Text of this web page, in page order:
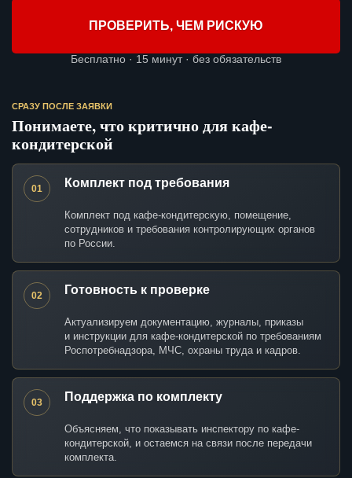
ПРОВЕРИТЬ, ЧЕМ РИСКУЮ
Бесплатно · 15 минут · без обязательств
СРАЗУ ПОСЛЕ ЗАЯВКИ
Понимаете, что критично для кафе-
кондитерской
01 Комплект под требования
Комплект под кафе-кондитерскую, помещение,
сотрудников и требования контролирующих органов
по России.
02 Готовность к проверке
Актуализируем документацию, журналы, приказы
и инструкции для кафе-кондитерской по требованиям
Роспотребнадзора, МЧС, охраны труда и кадров.
03 Поддержка по комплекту
Объясняем, что показывать инспектору по кафе-
кондитерской, и остаемся на связи после передачи
комплекта.